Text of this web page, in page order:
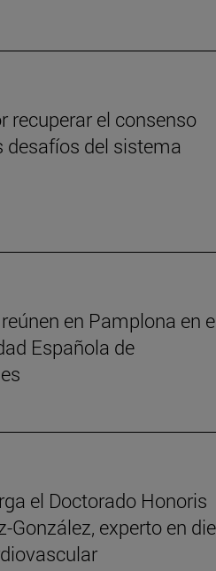
recuperar el consenso
del sistema
en Pamplona en
Española de
el Doctorado Honoris
González, experto en